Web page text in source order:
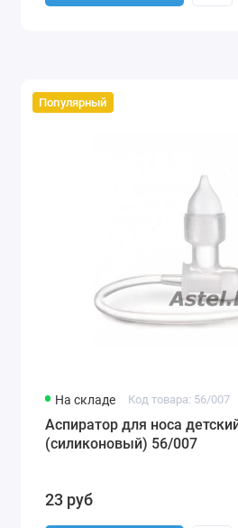
Популярный
На складе Код товара: 56/007
Аспиратор для носа
(силиконовый) 56/007
23 руб